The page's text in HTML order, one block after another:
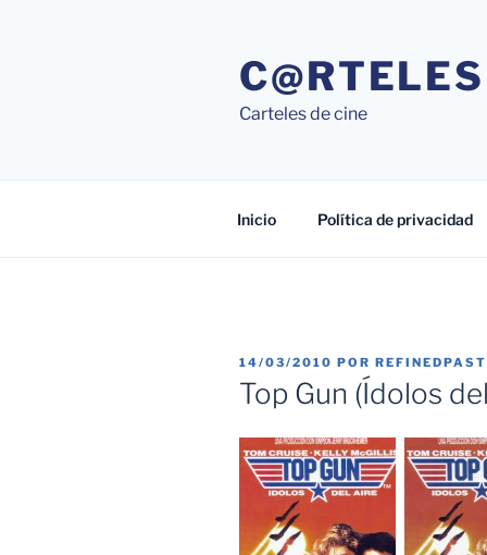
Carteles de cine
Inicio Política de privacidad
PUBLICADO
EL
14/03/2010 POR
Top Gun (Ídolos